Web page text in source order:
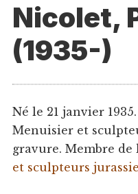
Nicolet,
(1935-)
Né le 21 janvier
Menuisier et
gravure. Membre de
et sculpteurs